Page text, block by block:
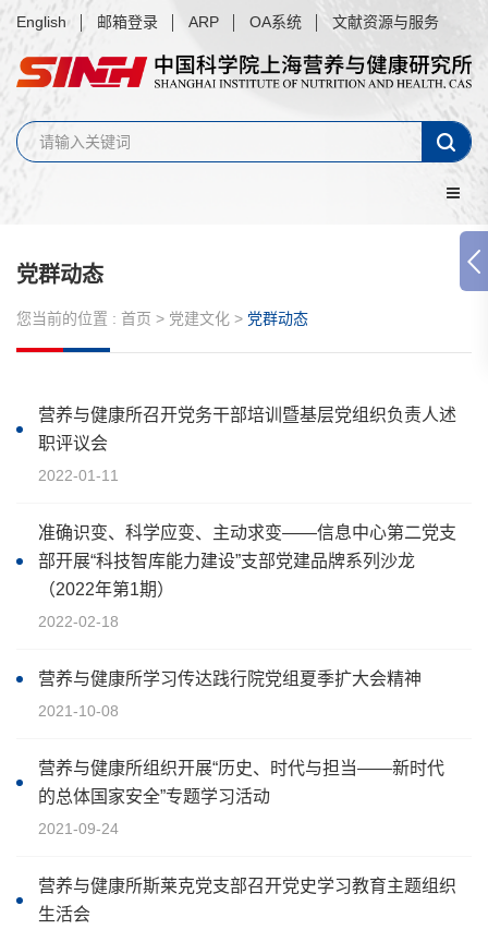
English 邮箱登录 ARP OA系统 文献资源与服务
党群动态
您当前的位置 : 首页 > 党建文化 > 党群动态
营养与健康所召开党务干部培训暨基层党组织负责人述
职评议会
2022-01-11
准确识变、科学应变、主动求变——信息中心第二党支
部开展“科技智库能力建设”支部党建品牌系列沙龙
（2022年第1期）
2022-02-18
营养与健康所学习传达践行院党组夏季扩大会精神
2021-10-08
营养与健康所组织开展“历史、时代与担当——新时代
的总体国家安全”专题学习活动
2021-09-24
营养与健康所斯莱克党支部召开党史学习教育主题组织
生活会